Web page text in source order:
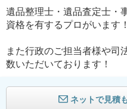
遺品整理士・遺品査定士・
資格を有するプロがいます！
また行政のご担当者様や司
数いただいております！
ネットで見積